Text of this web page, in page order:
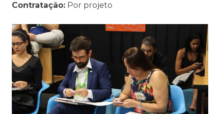
Contratação: Por projeto